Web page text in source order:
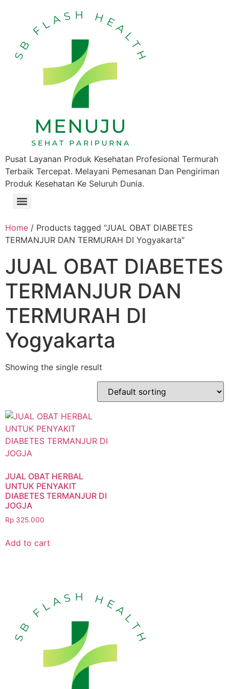
Pusat Layanan Produk Kesehatan Profesional Termurah
Terbaik Tercepat. Melayani Pemesanan Dan Pengiriman
Produk Kesehatan Ke Seluruh Dunia.
Home / Products tagged “JUAL OBAT DIABETES
TERMANJUR DAN TERMURAH DI Yogyakarta”
JUAL OBAT DIABETES
TERMANJUR DAN
TERMURAH DI
Yogyakarta
Showing the single result
JUAL OBAT HERBAL
UNTUK PENYAKIT
DIABETES TERMANJUR DI
JOGJA
Rp 325.000
Add to cart